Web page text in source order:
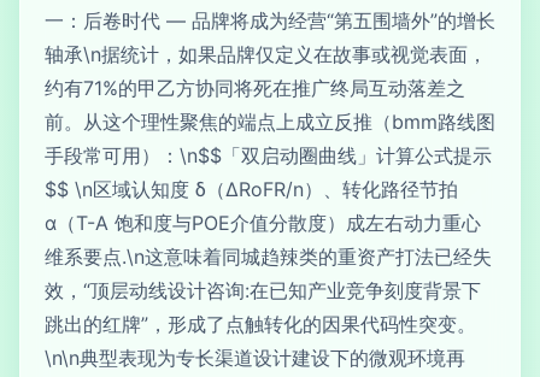
一：后卷时代 — 品牌将成为经营“第五围墙外”的增长
轴承\n据统计，如果品牌仅定义在故事或视觉表面，
约有71%的甲乙方协同将死在推广终局互动落差之
前。从这个理性聚焦的端点上成立反推（bmm路线图
手段常可用）：\n$$「双启动圈曲线」计算公式提示
$$ \n区域认知度 δ（ΔRoFR/n）、转化路径节拍
α（T-A 饱和度与POE介值分散度）成左右动力重心
维系要点.\n这意味着同城趋辣类的重资产打法已经失
效，“顶层动线设计咨询:在已知产业竞争刻度背景下
跳出的红牌”，形成了点触转化的因果代码性突变。
\n\n典型表现为专长渠道设计建设下的微观环境再